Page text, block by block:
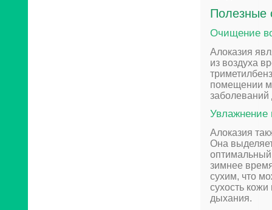
Полезные
Очищение
Алоказия
из воздуха
помещении
Увлажнение
Алоказия
Она
зимнее
сухим, что
сухость
дыхания.